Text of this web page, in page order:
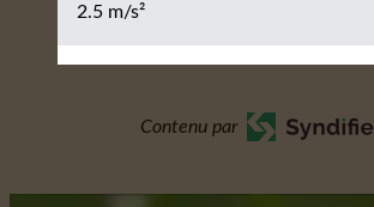
2.5 m/s²
Contenu par